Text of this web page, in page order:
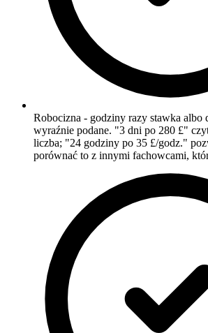
Robocizna - godziny razy stawka albo
wyraźnie podane. "3 dni po 280 £"
liczba; "24 godziny po 35 £/godz."
porównać to z innymi fachowcami,